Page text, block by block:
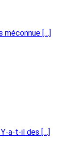
méconnue […]
a-t-il des […]